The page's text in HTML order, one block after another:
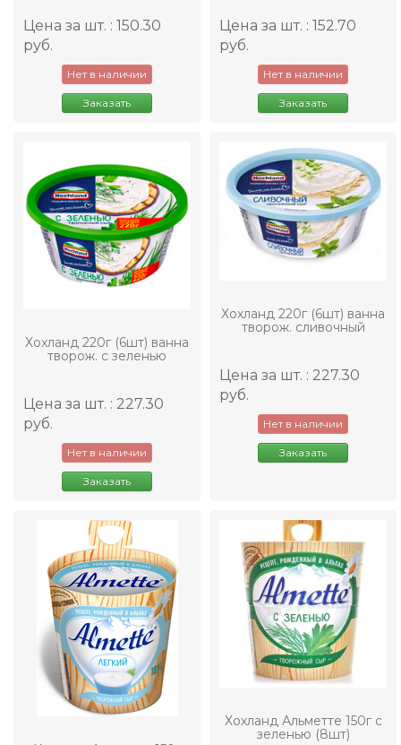
Цена за шт. : 150.30
руб.
Нет в наличии
Заказать
Цена за шт. : 152.70
руб.
Нет в наличии
Заказать
Хохланд 220г (6шт) ванна
творож. с зеленью
Цена за шт. : 227.30
руб.
Нет в наличии
Заказать
Хохланд 220г (6шт) ванна
творож. сливочный
Цена за шт. : 227.30
руб.
Нет в наличии
Заказать
Хохланд Альметте 150г с
зеленью (8шт)